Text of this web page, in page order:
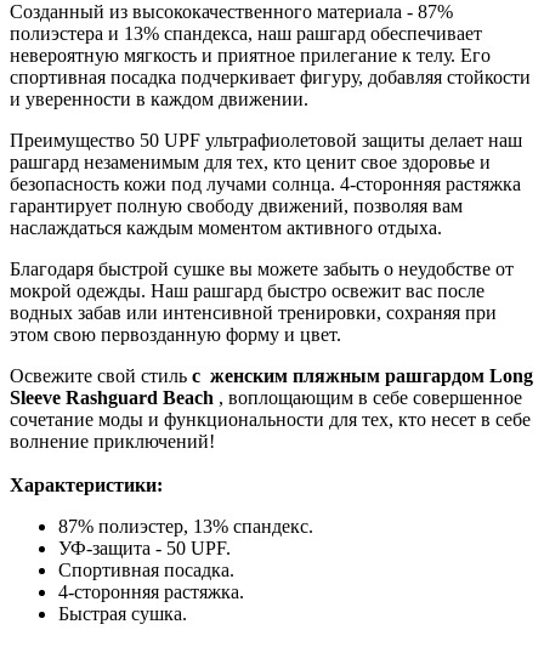
Созданный из высококачественного материала - 87%
полиэстера и 13% спандекса, наш рашгард обеспечивает
невероятную мягкость и приятное прилегание к телу. Его
спортивная посадка подчеркивает фигуру, добавляя стойкости
и уверенности в каждом движении.
Преимущество 50 UPF ультрафиолетовой защиты делает наш
рашгард незаменимым для тех, кто ценит свое здоровье и
безопасность кожи под лучами солнца. 4-сторонняя растяжка
гарантирует полную свободу движений, позволяя вам
наслаждаться каждым моментом активного отдыха.
Благодаря быстрой сушке вы можете забыть о неудобстве от
мокрой одежды. Наш рашгард быстро освежит вас после
водных забав или интенсивной тренировки, сохраняя при
этом свою первозданную форму и цвет.
Освежите свой стиль с женским пляжным рашгардом Long
Sleeve Rashguard Beach , воплощающим в себе совершенное
сочетание моды и функциональности для тех, кто несет в себе
волнение приключений!
Характеристики:
87% полиэстер, 13% спандекс.
УФ-защита - 50 UPF.
Спортивная посадка.
4-сторонняя растяжка.
Быстрая сушка.